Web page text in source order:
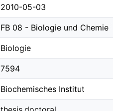
2010-05-03
FB 08 - Biologie und Chemie
Biologie
7594
Biochemisches Institut